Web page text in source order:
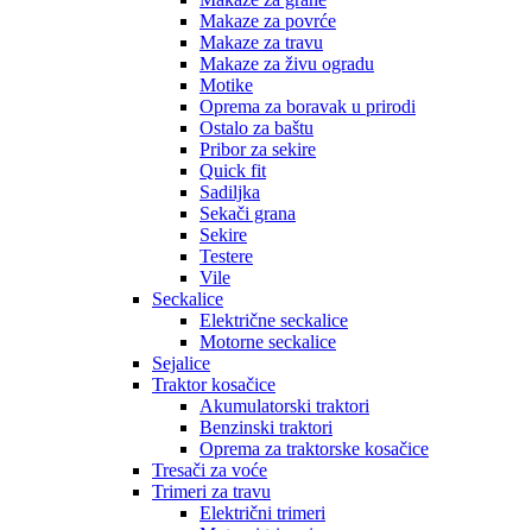
Makaze za povrće
Makaze za travu
Makaze za živu ogradu
Motike
Oprema za boravak u prirodi
Ostalo za baštu
Pribor za sekire
Quick fit
Sadiljka
Sekači grana
Sekire
Testere
Vile
Seckalice
Električne seckalice
Motorne seckalice
Sejalice
Traktor kosačice
Akumulatorski traktori
Benzinski traktori
Oprema za traktorske kosačice
Tresači za voće
Trimeri za travu
Električni trimeri